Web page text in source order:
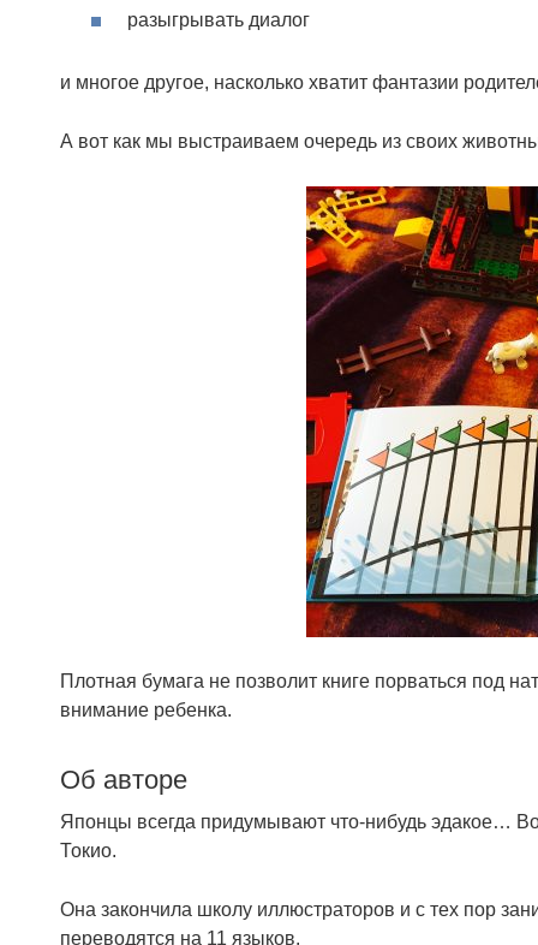
разыгрывать диалог
и многое другое, насколько хватит фантазии
А вот как мы выстраиваем очередь из своих
Плотная бумага не позволит книге порваться под
внимание ребенка.
Об авторе
Японцы всегда придумывают что-нибудь эдакое…
Токио.
Она закончила школу иллюстраторов и с тех пор
переводятся на 11 языков.